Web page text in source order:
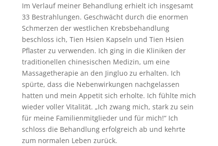
Im Verlauf meiner Behandlung erhielt ich insgesamt
33 Bestrahlungen. Geschwächt durch die enormen
Schmerzen der westlichen Krebsbehandlung
beschloss ich, Tien Hsien Kapseln und Tien Hsien
Pflaster zu verwenden. Ich ging in die Kliniken der
traditionellen chinesischen Medizin, um eine
Massagetherapie an den Jingluo zu erhalten. Ich
spürte, dass die Nebenwirkungen nachgelassen
hatten und mein Appetit sich erholte. Ich fühlte mich
wieder voller Vitalität. „Ich zwang mich, stark zu sein
für meine Familienmitglieder und für mich!“ Ich
schloss die Behandlung erfolgreich ab und kehrte
zum normalen Leben zurück.